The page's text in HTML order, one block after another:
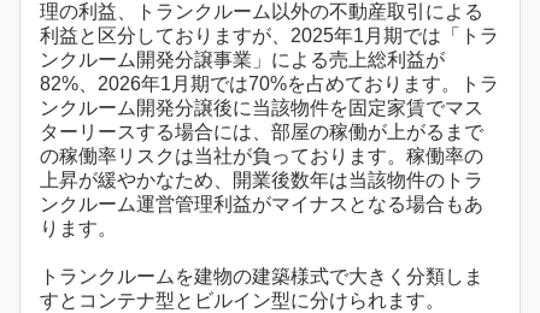
理の利益、トランクルーム以外の不動産取引による
利益と区分しておりますが、2025年1月期では「トラ
ンクルーム開発分譲事業」による売上総利益が
82%、2026年1月期では70%を占めております。トラ
ンクルーム開発分譲後に当該物件を固定家賃でマス
ターリースする場合には、部屋の稼働が上がるまで
の稼働率リスクは当社が負っております。稼働率の
上昇が緩やかなため、開業後数年は当該物件のトラ
ンクルーム運営管理利益がマイナスとなる場合もあ
ります。
トランクルームを建物の建築様式で大きく分類しま
すとコンテナ型とビルイン型に分けられます。